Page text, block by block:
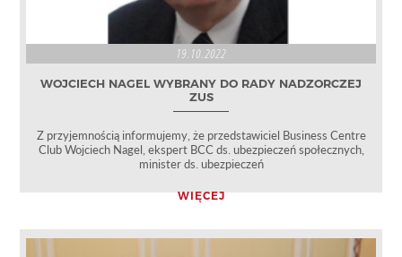
19.10.2022
WOJCIECH NAGEL WYBRANY DO RADY NADZORCZEJ
ZUS
Z przyjemnością informujemy, że przedstawiciel Business Centre
Club Wojciech Nagel, ekspert BCC ds. ubezpieczeń społecznych,
minister ds. ubezpieczeń
WIĘCEJ